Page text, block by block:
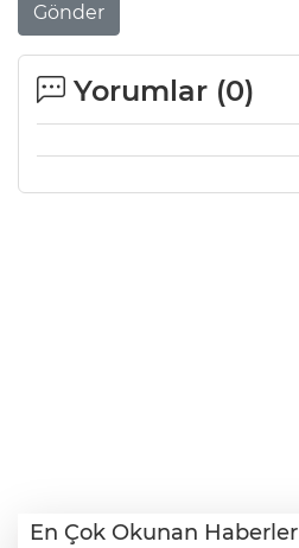
Gönder
Yorumlar (0)
En Çok Okunan Haberler